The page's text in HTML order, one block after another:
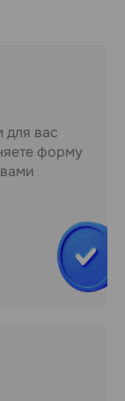
для вас
форму